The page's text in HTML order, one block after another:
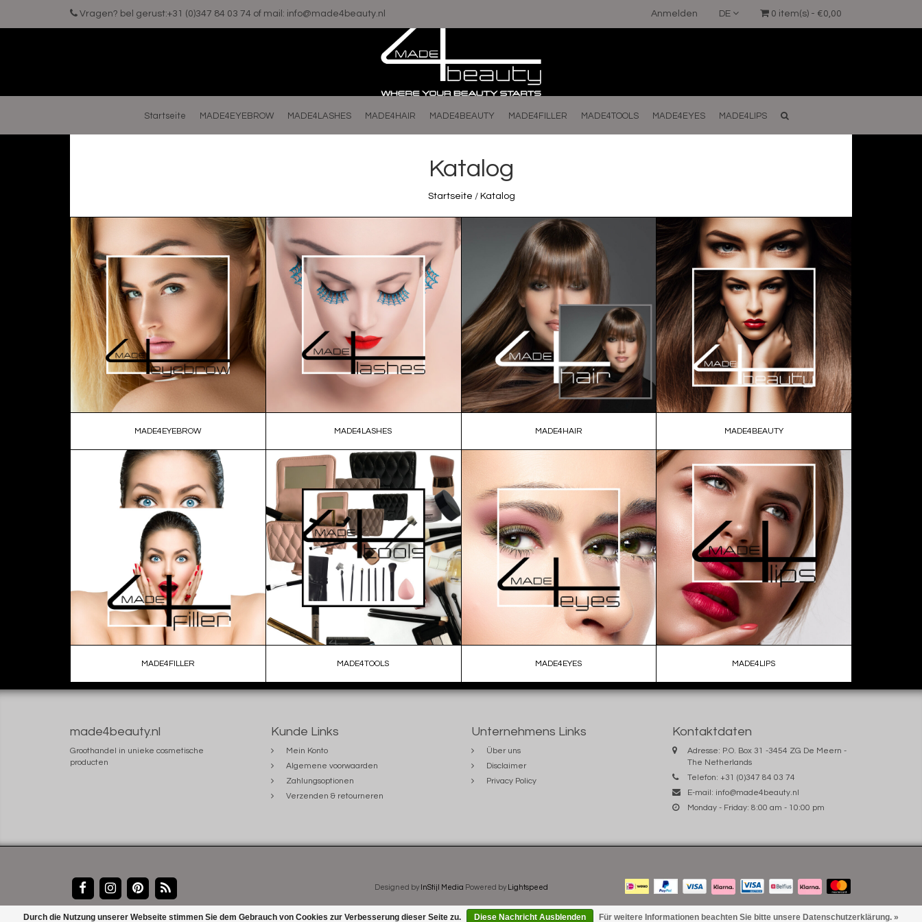
Vragen? bel gerust:+31 (0)347 84 03 74 of mail: info@made4beauty.nl 0 item(s) - €0,00
DE
Anmelden
Startseite MADE4EYEBROW MADE4LASHES MADE4HAIR MADE4BEAUTY MADE4FILLER MADE4TOOLS MADE4EYES MADE4LIPS
Katalog
Startseite / Katalog
MADE4EYEBROW MADE4LASHES MADE4HAIR MADE4BEAUTY
MADE4FILLER MADE4TOOLS MADE4EYES MADE4LIPS
made4beauty.nl
Groothandel in unieke cosmetische
producten
Kunde Links
Mein Konto
Algemene voorwaarden
Zahlungsoptionen
Verzenden & retourneren
Unternehmens Links
Über uns
Disclaimer
Privacy Policy
Kontaktdaten
Adresse: P.O. Box 31 -3454 ZG De Meern -
The Netherlands
Telefon: +31 (0)347 84 03 74
E-mail: info@made4beauty.nl
Monday - Friday: 8:00 am - 10:00 pm
Designed by InStijl Media Powered by Lightspeed
Durch die Nutzung unserer Webseite stimmen Sie dem Gebrauch von Cookies zur Verbesserung dieser Seite zu. Diese Nachricht Ausblenden Für weitere Informationen beachten Sie bitte unsere Datenschutzerklärung. »